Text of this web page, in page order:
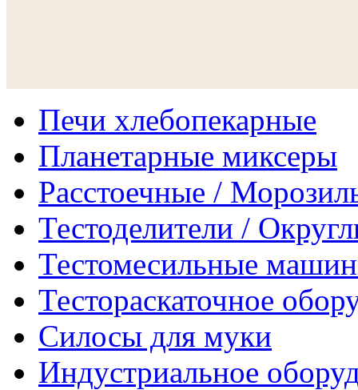
Печи хлебопекарные
Планетарные миксеры
Расстоечные /
Тестоделители /
Тестомесильные
Тестораскаточное
Силосы для муки
Индустриальное